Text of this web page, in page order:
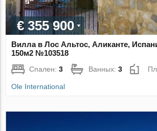
€ 355 900
Вилла в Лос Альтос, Аликанте,
150м2 №103518
Спален:3 Ванных:3
Ole International